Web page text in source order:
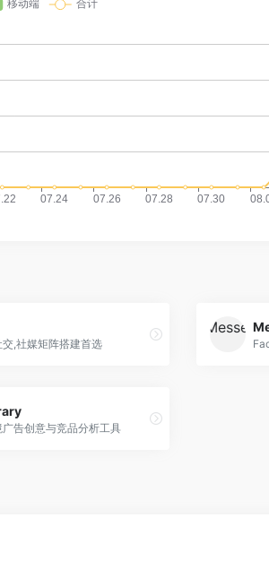
,社媒矩阵搭建首选
告创意与竞品分析工具